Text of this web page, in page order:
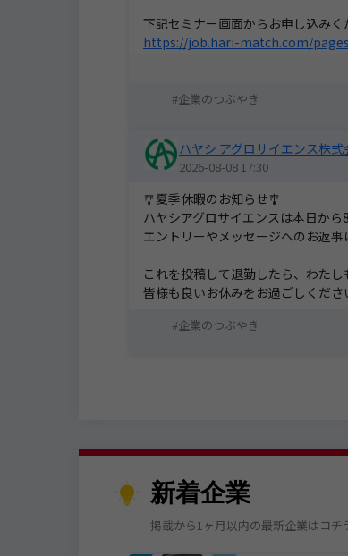
下記セミナー画面からお申し込みく
https://job.hari-match.com/
企業のつぶやき
ハヤシ アグロサイエンス株式
2026-08-08 17:30
🎐夏季休暇のお知らせ🎐
ハヤシアグロサイエンスは本日から
エントリーやメッセージへのお返
これを投稿して退勤したら、わた
皆様も良いお休みをお過ごしくだ
企業のつぶやき
新着企業
掲載から1ヶ月以内の最新企業はコチ